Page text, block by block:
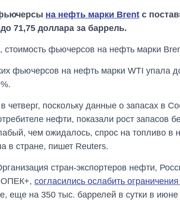
на нефть марки Brent с
71,75 доллара за баррель.
фьючерсов на нефть марки
фьючерсов на нефть марки WTI упала
четверг, поскольку данные о запасах в
нефти, показали рост запасов
чем ожидалось, спрос на топливо в
в стране, пишет Reuters.
стран-экспортеров нефти,
ОПЕК+, согласились ослабить
еще на 350 тыс. баррелей в сутки в